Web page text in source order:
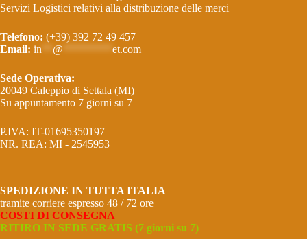
Servizi Logistici relativi alla distribuzione delle merci
Telefono: (+39) 392 72 49 457
Email: in @ et.com
Sede Operativa:
20049 Caleppio di Settala (MI)
Su appuntamento 7 giorni su 7
P.IVA: IT-01695350197
NR. REA: MI - 2545953
SPEDIZIONE IN TUTTA ITALIA
tramite corriere espresso 48 / 72 ore
COSTI DI CONSEGNA
RITIRO IN SEDE GRATIS (7 giorni su 7)